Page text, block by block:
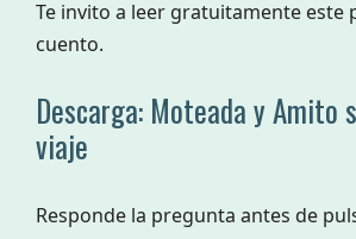
Te invito a leer gratuitamente este
cuento.
Descarga: Moteada y Amito
viaje
Responde la pregunta antes de